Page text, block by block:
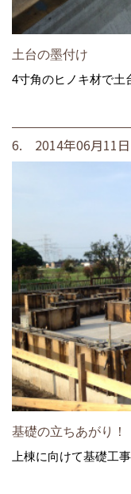
土台の墨付け
4寸角のヒノキ材で土
6. 2014年06月11日
基礎の立ちあがり！
上棟に向けて基礎工